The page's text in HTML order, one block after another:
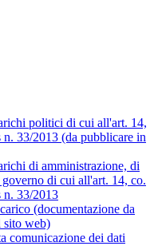
politici di cui all'art. 14,
n. 33/2013 (da pubblicare in
di amministrazione, di
di cui all'art. 14, co.
n. 33/2013
(documentazione da
sito web)
comunicazione dei dati